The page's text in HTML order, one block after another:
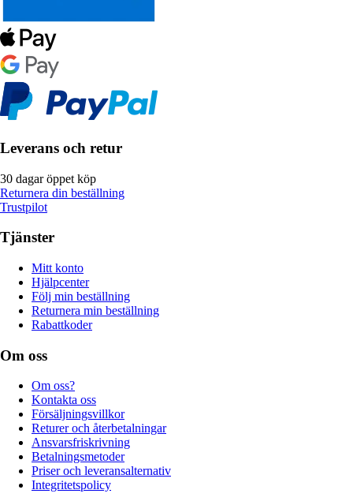
Leverans och retur
30 dagar öppet köp
Returnera din beställning
Trustpilot
Tjänster
Mitt konto
Hjälpcenter
Följ min beställning
Returnera min beställning
Rabattkoder
Om oss
Om oss?
Kontakta oss
Försäljningsvillkor
Returer och återbetalningar
Ansvarsfriskrivning
Betalningsmetoder
Priser och leveransalternativ
Integritetspolicy